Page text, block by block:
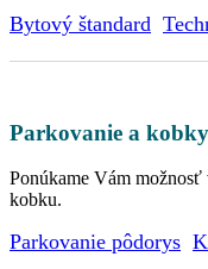
Bytový štandard
Parkovanie a kobky
Ponúkame Vám
kobku.
Parkovanie pôdorys